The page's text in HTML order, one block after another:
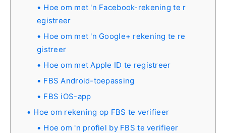
Hoe om met 'n Facebook-rekening te r
egistreer
Hoe om met 'n Google+ rekening te re
gistreer
Hoe om met Apple ID te registreer
FBS Android-toepassing
FBS iOS-app
Hoe om rekening op FBS te verifieer
Hoe om 'n profiel by FBS te verifieer